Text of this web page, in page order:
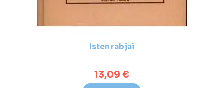
Isten rabjai
13,09 €